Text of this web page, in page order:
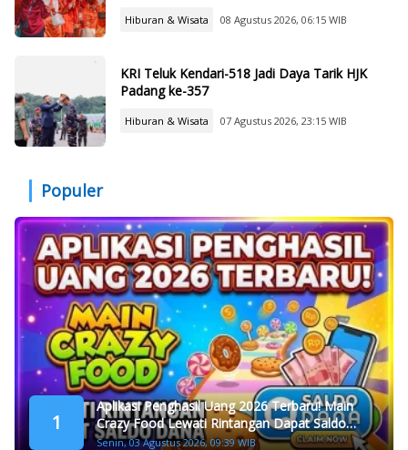
Hiburan & Wisata 08 Agustus 2026, 06:15 WIB
KRI Teluk Kendari-518 Jadi Daya Tarik HJK
Padang ke-357
Hiburan & Wisata 07 Agustus 2026, 23:15 WIB
Populer
1
Aplikasi Penghasil Uang 2026 Terbaru! Main
Crazy Food Lewati Rintangan Dapat Saldo
Dana
Senin, 03 Agustus 2026, 09:39 WIB